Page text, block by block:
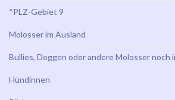
*PLZ-Gebiet 9
Molosser im Ausland
Bullies, Doggen oder andere Molosser noch
Hündinnen